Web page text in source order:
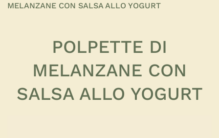
MELANZANE CON SALSA ALLO YOGURT
POLPETTE DI
MELANZANE CON
SALSA ALLO YOGURT